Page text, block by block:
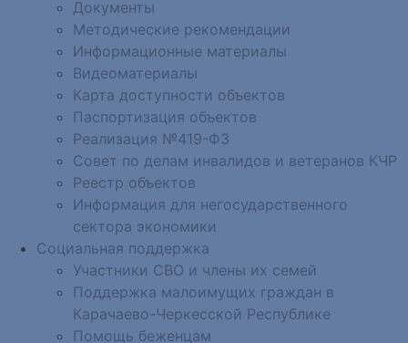
Документы
Методические рекомендации
Информационные материалы
Видеоматериалы
Карта доступности объектов
Паспортизация объектов
Реализация №419-ФЗ
Совет по делам инвалидов и ветеранов КЧР
Реестр объектов
Информация для негосударственного
сектора экономики
Социальная поддержка
Участники СВО и члены их семей
Поддержка малоимущих граждан в
Карачаево-Черкесской Республике
Помощь беженцам